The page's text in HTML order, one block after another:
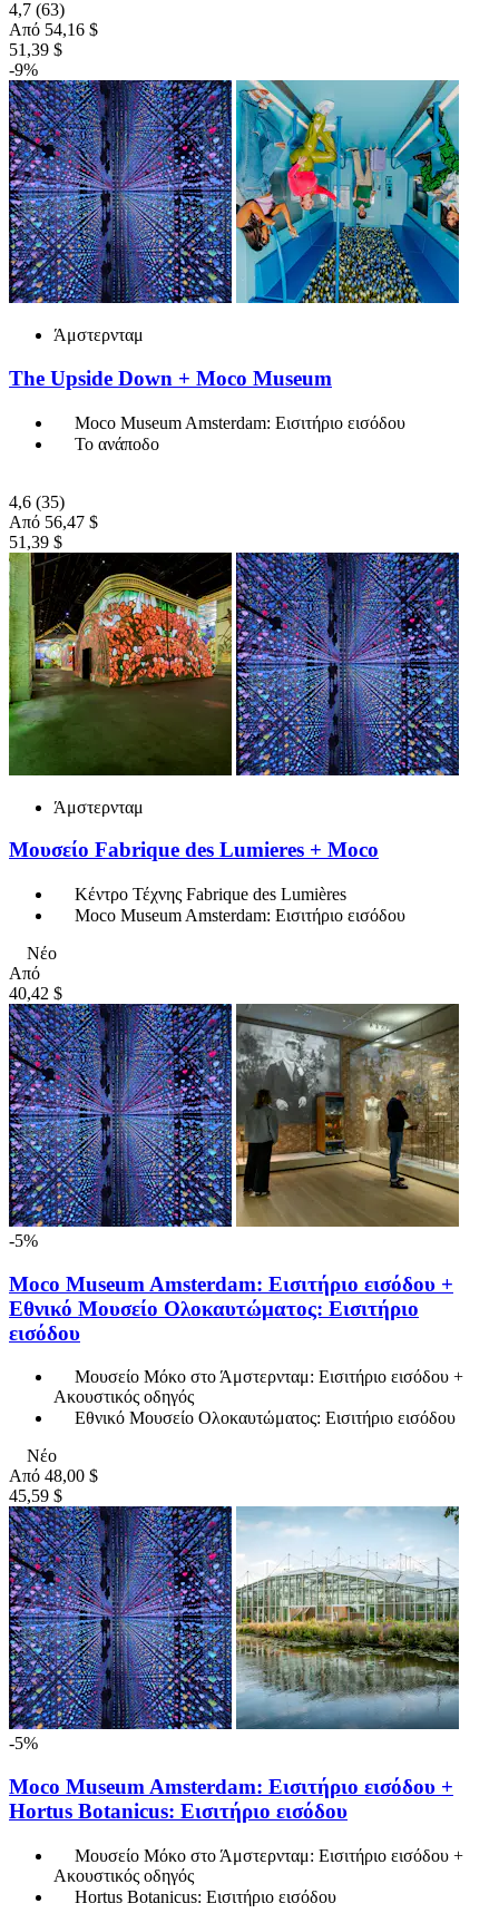
4,7 (63)
Από 54,16 $
51,39 $
-9%
Άμστερνταμ
The Upside Down + Moco Museum
Moco Museum Amsterdam: Εισιτήριο εισόδου
Το ανάποδο
4,6 (35)
Από 56,47 $
51,39 $
Άμστερνταμ
Μουσείο Fabrique des Lumieres + Moco
Κέντρο Τέχνης Fabrique des Lumières
Moco Museum Amsterdam: Εισιτήριο εισόδου
Νέο
Από
40,42 $
-5%
Moco Museum Amsterdam: Εισιτήριο εισόδου +
Εθνικό Μουσείο Ολοκαυτώματος: Εισιτήριο
εισόδου
Μουσείο Μόκο στο Άμστερνταμ: Εισιτήριο εισόδου +
Ακουστικός οδηγός
Εθνικό Μουσείο Ολοκαυτώματος: Εισιτήριο εισόδου
Νέο
Από 48,00 $
45,59 $
-5%
Moco Museum Amsterdam: Εισιτήριο εισόδου +
Hortus Botanicus: Εισιτήριο εισόδου
Μουσείο Μόκο στο Άμστερνταμ: Εισιτήριο εισόδου +
Ακουστικός οδηγός
Hortus Botanicus: Εισιτήριο εισόδου